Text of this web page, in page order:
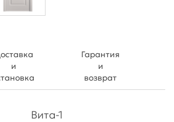
и
Гарантия
и
возврат
Вита-1